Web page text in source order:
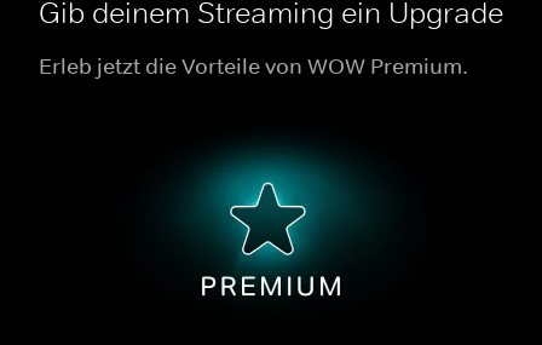
Gib deinem Streaming ein Upgrade
Erleb jetzt die Vorteile von WOW Premium.